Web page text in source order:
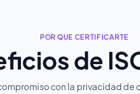
POR QUE CERTIFICARTE
de
con la privacidad de